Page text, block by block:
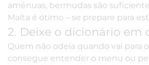
amênuas, bermudas são
Malta é ótimo – se prepare para
2. Deixe o dicionário em
Quem não odeia quando vai para
consegue entender o menu ou